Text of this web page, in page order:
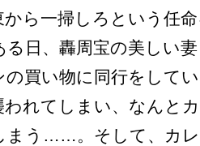
から一掃しろという任
日、轟周宝の美しい
の買い物に同行をして
われてしまい、なんと
まう……。そして、カ